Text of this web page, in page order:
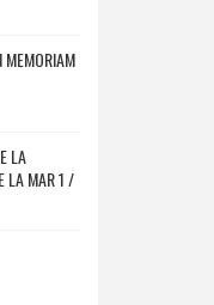
LA
LA MAR 1 /